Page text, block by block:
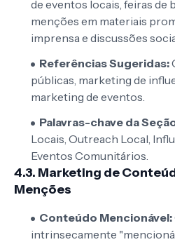
de eventos locais, feiras de
menções em materiais
imprensa e discussões
Referências Sugeridas:
públicas, marketing de
marketing de eventos.
Palavras-chave da
Locais, Outreach Local,
Eventos Comunitários.
4.3. Marketing de
Menções
Conteúdo Mencionável:
intrinsecamente